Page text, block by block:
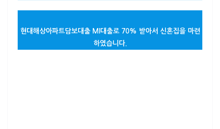
현대해상아파트담보대출 MI대출로 70% 받아서 신혼집을 마련
하였습니다.